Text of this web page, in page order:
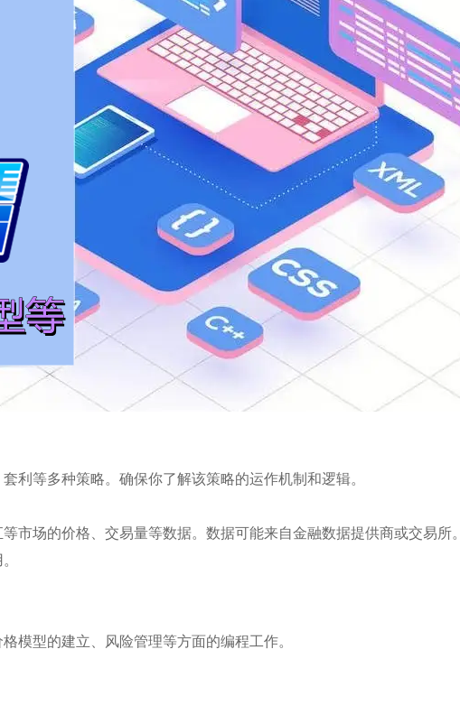
利等多种策略。确保你了解该策略的运作机制和逻辑。
市场的价格、交易量等数据。数据可能来自金融数据提供商或交易所。
模型的建立、风险管理等方面的编程工作。